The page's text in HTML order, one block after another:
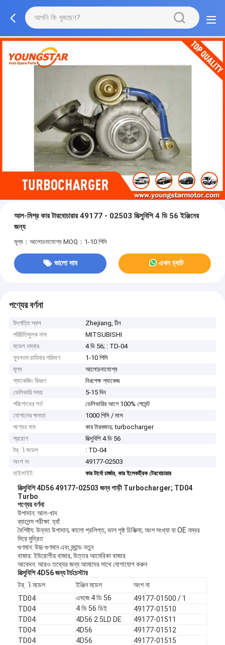
আল-মিশ্র কার টারবোচারার 49177 - 02503 মিত্সুবিশি 4 ডি 56 ইঞ্জিনের
জন্য
মূল্য：আলোচনাযোগ্য MOQ：1-10 পিসি
ভালো দাম এখন চ্যাট
পণ্যের বর্ণনা
উৎপত্তি স্থল
Zhejiang, চীন
পরিচিতিমুলক নাম
MITSUBISHI
মডেল নম্বার
4 ডি 56; : TD-04
ন্যূনতম চাহিদার পরিমাণ
1-10 পিসি
মূল্য
আলোচনাযোগ্য
প্যাকেজিং বিবরণ
নিরপেক্ষ প্যাকেজ
ডেলিভারি সময়
5-15 দিন
পরিশোধের শর্ত
ডেলিভারির আগে 100% পেমেন্ট
যোগানের ক্ষমতা
1000 পিসি / মাস
পণ্যের নাম
কার টারবজার; turbocharger
প্রয়োগ
মিত্সুবিশি 4 ডি 56
টর্ૉ মডেল
: TD-04
অংশ নং
49177-02503
হাইলাইট:
কার টার্বো চার্জার,কার ইলেকট্রিক টেরবোচারার
মিত্সুবিশি 4D56 49177-02503 জন্য গাড়ী Turbocharger; TD04
Turbo
পণ্যের বর্ণনা
উপাদান: আল-খাদ
ব্যালেন্স পরীক্ষা: হ্যাঁ
বৈশিষ্ট্য: উন্নত উপাদান; কালো প্রলিপ্ত, ভাল পৃষ্ঠ চিকিত্সা; অংশ সংখ্যা বা OE নম্বর
দিয়ে মুদ্রিত
গুণমান: উচ্চ গুণমান এবং ব্র্যান্ড নতুন
বাজার: ইউরোপীয় বাজার, উত্তর আমেরিকা বাজার
আবেদন: আরও তথ্যের জন্য আমাদের সাথে যোগাযোগ করুন
মিত্সুবিশি 4D56 জন্য টর্চচেস্টার
টর্ૉ মডেল
ইঞ্জিন মডেল
অংশ না
TD04
এসজে 4 ডি 56
49177-01500 / 1
TD04
4 ডি 56 ডিই
49177-01510
TD04
4D56 2.5LD DE
49177-01511
TD04
4D56
49177-01512
TD04
4D56
49177-01515